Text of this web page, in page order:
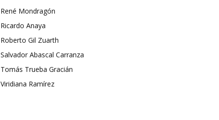
René Mondragón
Ricardo Anaya
Roberto Gil Zuarth
Salvador Abascal Carranza
Tomás Trueba Gracián
Viridiana Ramírez